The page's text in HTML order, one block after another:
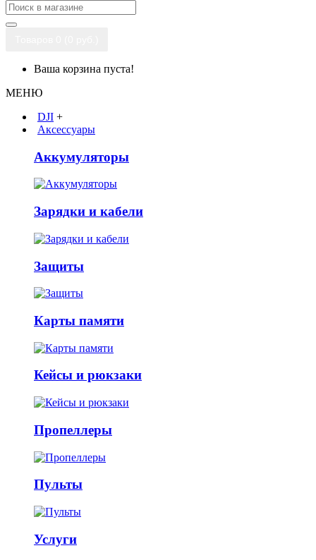
Ваша корзина пуста!
МЕНЮ
DJI +
Аксессуары
Аккумуляторы
Зарядки и кабели
Защиты
Карты памяти
Кейсы и рюкзаки
Пропеллеры
Пульты
Услуги